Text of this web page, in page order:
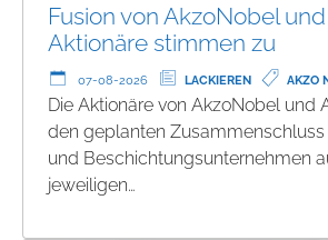
Fusion von AkzoNobel
Aktionäre stimmen zu
07-08-2026 LACKIEREN AKZO
Die Aktionäre von AkzoNobel und
den geplanten
und Beschichtungsunternehmen
jeweiligen…